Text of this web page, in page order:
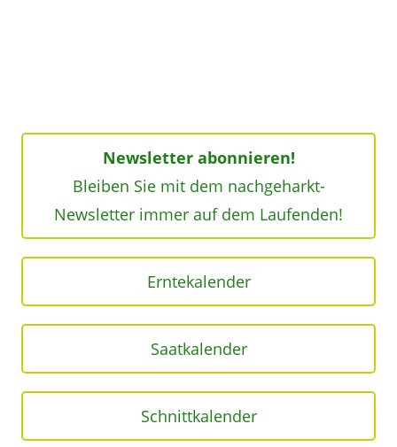
Newsletter abonnieren!
Bleiben Sie mit dem nachgeharkt-
Newsletter immer auf dem Laufenden!
Erntekalender
Saatkalender
Schnittkalender